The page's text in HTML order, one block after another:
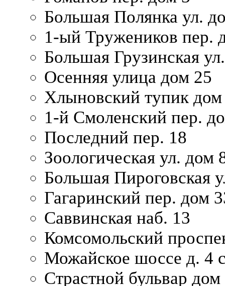
Большая Полянка ул.
1-ый Тружеников пер.
Большая Грузинская
Осенняя улица дом 25
Хлыновский тупик
1-й Смоленский пер.
Последний пер. 18
Зоологическая ул. дом
Большая Пироговская
Гагаринский пер. дом
Саввинская наб. 13
Комсомольский
Можайское шоссе д. 4
Страстной бульвар дом